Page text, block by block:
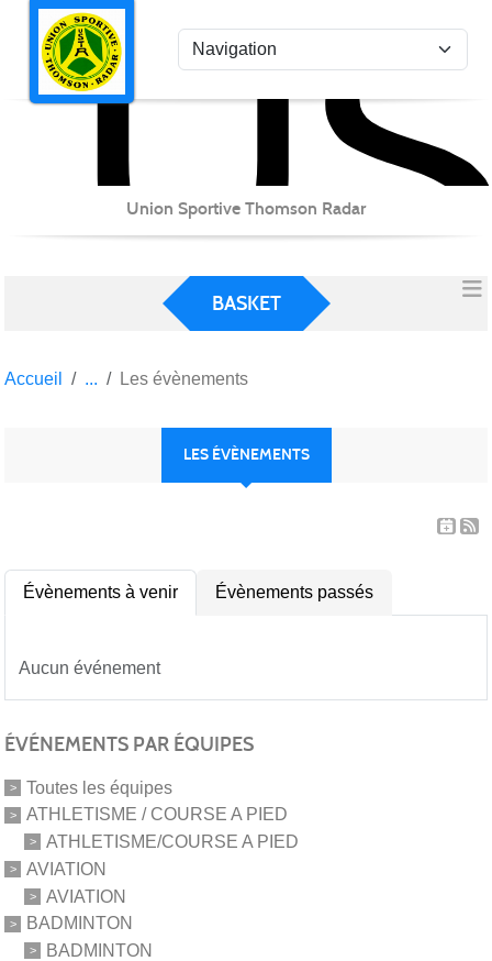
Union Sportive Thomson Radar
BASKET
Accueil Les évènements
LES ÉVÈNEMENTS
Évènements à venir Évènements passés
Aucun événement
ÉVÉNEMENTS PAR ÉQUIPES
Toutes les équipes
ATHLETISME / COURSE A PIED
ATHLETISME/COURSE A PIED
AVIATION
AVIATION
BADMINTON
BADMINTON
Panneau de gestion des cookies